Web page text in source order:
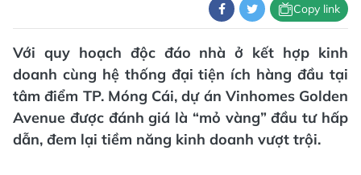
Copy link
Với quy hoạch độc đáo nhà ở kết hợp kinh
doanh cùng hệ thống đại tiện ích hàng đầu tại
tâm điểm TP. Móng Cái, dự án Vinhomes Golden
Avenue được đánh giá là “mỏ vàng” đầu tư hấp
dẫn, đem lại tiềm năng kinh doanh vượt trội.